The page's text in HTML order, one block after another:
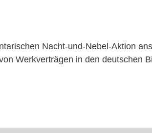
Nacht-und-Nebel-Aktion
Werkverträgen in den deutschen